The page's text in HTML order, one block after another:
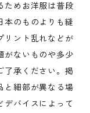
ためお洋服は普段
本のものよりも縫
リント乱れなどが
がないものや多少
了承ください。掲
と細部が異なる場
デバイスによって